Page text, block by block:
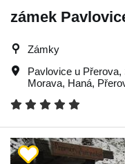
zámek
Zámky
Pavlovice u Přerova,
Morava, Haná,